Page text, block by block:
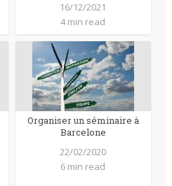
16/12/2021
4 min read
Organiser un séminaire à
Barcelone
22/02/2020
6 min read